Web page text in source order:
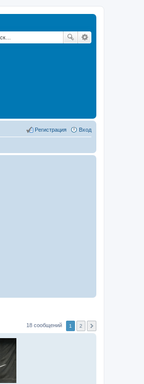
Вход
Регистрация
18 сообщений 1 2